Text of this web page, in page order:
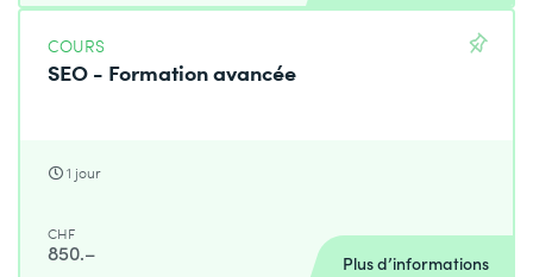
COURS
SEO - Formation avancée
1 jour
CHF
850.– Plus d’informations